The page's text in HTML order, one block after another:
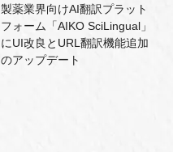
製薬業界向けAI翻訳プラット
フォーム「AIKO SciLingual」
にUI改良とURL翻訳機能追加
のアップデート